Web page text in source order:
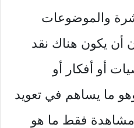
والموضوعات
أن يكون هناك نقد
أو أفكار أو
ما يساهم في تعويد
مشاهدة فقط ما هو